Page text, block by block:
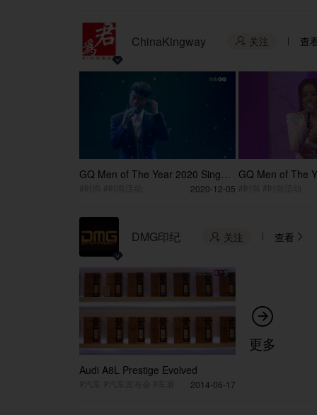
ChinaKingway  关注 查
GQ Men of The Year 2020 Singer
2020-12-05
GQ Men of The
DMG印纪  关注 查看 
Audi A8L Prestige Evolved
2014-06-17

更多